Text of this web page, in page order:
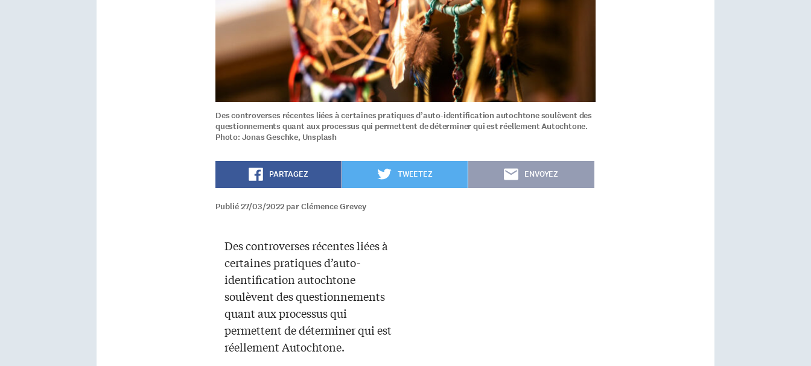
Des controverses récentes liées à certaines pratiques d’auto-identification autochtone soulèvent des
questionnements quant aux processus qui permettent de déterminer qui est réellement Autochtone.
Photo: Jonas Geschke, Unsplash
PARTAGEZ TWEETEZ ENVOYEZ
Publié 27/03/2022 par Clémence Grevey
Des controverses récentes liées à
certaines pratiques d’auto-
identification autochtone
soulèvent des questionnements
quant aux processus qui
permettent de déterminer qui est
réellement Autochtone.